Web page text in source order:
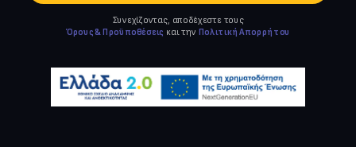
Συνεχίζοντας, αποδέχεστε τους
Όρους & Προϋποθέσεις και την Πολιτική Απορρήτου